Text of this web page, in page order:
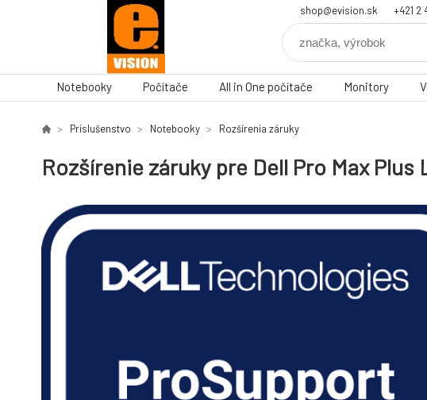
shop@evision.sk +421 2
Notebooky Počítače All in One počítače Monitory
Príslušenstvo Notebooky Rozšírenia záruky
Rozšírenie záruky pre Dell Pro Max